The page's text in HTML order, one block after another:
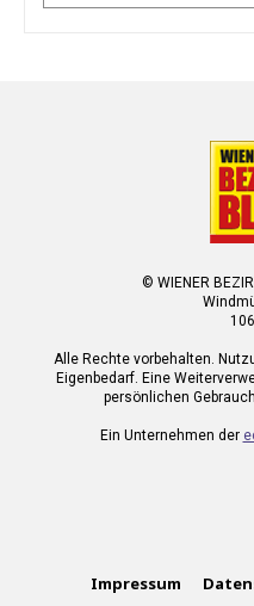
© WIENER
Alle Rechte vorbehalten.
Eigenbedarf. Eine
persönlichen
Ein Unternehmen der
Impressum